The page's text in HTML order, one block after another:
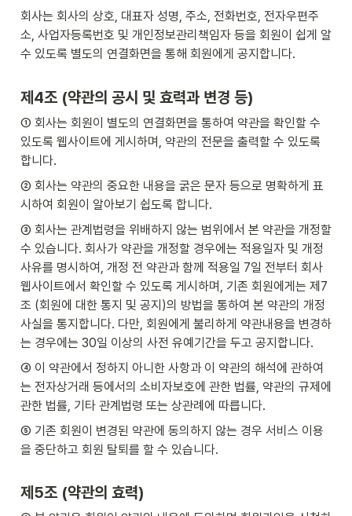
회사는 회사의 상호, 대표자 성명, 주소, 전화번호, 전자우편주
소, 사업자등록번호 및 개인정보관리책임자 등을 회원이 쉽게 알
수 있도록 별도의 연결화면을 통해 회원에게 공지합니다.
제4조 (약관의 공시 및 효력과 변경 등)
① 회사는 회원이 별도의 연결화면을 통하여 약관을 확인할 수
있도록 웹사이트에 게시하며, 약관의 전문을 출력할 수 있도록
합니다.
② 회사는 약관의 중요한 내용을 굵은 문자 등으로 명확하게 표
시하여 회원이 알아보기 쉽도록 합니다.
③ 회사는 관계법령을 위배하지 않는 범위에서 본 약관을 개정할
수 있습니다. 회사가 약관을 개정할 경우에는 적용일자 및 개정
사유를 명시하여, 개정 전 약관과 함께 적용일 7일 전부터 회사
웹사이트에서 확인할 수 있도록 게시하며, 기존 회원에게는 제7
조 (회원에 대한 통지 및 공지)의 방법을 통하여 본 약관의 개정
사실을 통지합니다. 다만, 회원에게 불리하게 약관내용을 변경하
는 경우에는 30일 이상의 사전 유예기간을 두고 공지합니다.
④ 이 약관에서 정하지 아니한 사항과 이 약관의 해석에 관하여
는 전자상거래 등에서의 소비자보호에 관한 법률, 약관의 규제에
관한 법률, 기타 관계법령 또는 상관례에 따릅니다.
⑤ 기존 회원이 변경된 약관에 동의하지 않는 경우 서비스 이용
을 중단하고 회원 탈퇴를 할 수 있습니다.
제5조 (약관의 효력)